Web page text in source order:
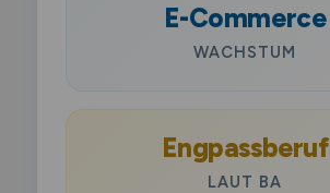
E-Commerce
WACHSTUM
Engpassberuf
LAUT BA